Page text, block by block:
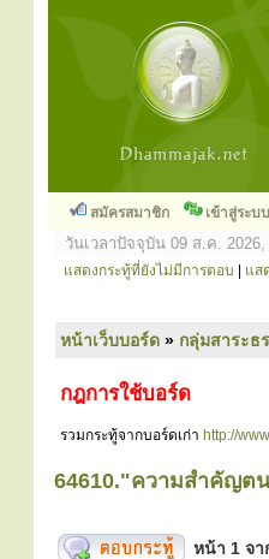
สมัครสมาชิก เข้าสู่ระบบ
วันเวลาปัจจุบัน 09 ส.ค. 2026,
แสดงกระทู้ที่ยังไม่มีการตอบ แส
หน้าเว็บบอร์ด » กลุ่มสาระธ
กฎการใช้บอร์ด
รวมกระทู้จากบอร์ดเก่า http://
64610."ความสำคัญต
หน้า 1 จา